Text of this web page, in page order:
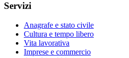
Servizi
Anagrafe e stato civile
Cultura e tempo libero
Vita lavorativa
Imprese e commercio